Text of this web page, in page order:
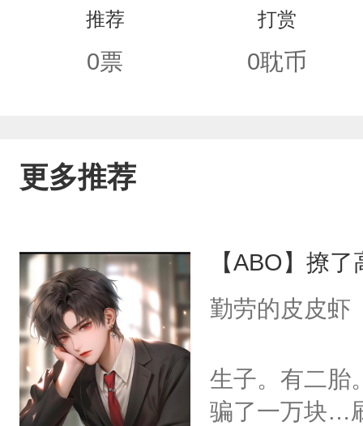
推荐
0票
打赏
0耽币
更多推荐
【ABO】撩
勤劳的皮皮虾
生子。有二胎
骗了一万块…